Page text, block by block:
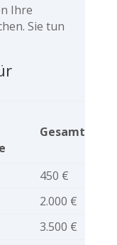
Ihre
Sie tun
Gesamtpreis
450 €
2.000 €
3.500 €